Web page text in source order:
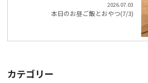
2026.07.03
本日のお昼ご飯とおやつ(7/3)
カテゴリー